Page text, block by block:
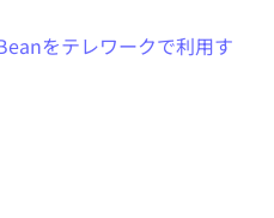
をテレワークで利用す